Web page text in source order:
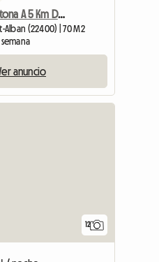
Casa Típica Bretona A 5 Km Del Mar En Paz En La Campag
Alban (22400) | 70 M2
anuncio
12